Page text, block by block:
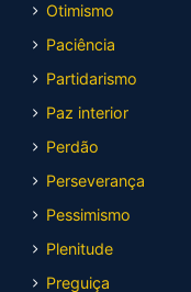
Otimismo
Paciência
Partidarismo
Paz interior
Perdão
Perseverança
Pessimismo
Plenitude
Preguiça